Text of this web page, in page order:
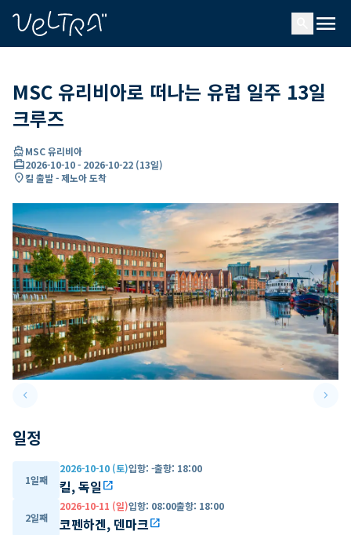
menu
MSC 유리비아로 떠나는 유럽 일주 13일
크루즈
directions_boatMSC 유리비아
card_travel2026-10-10- 2026-10-22 (13일)
location_on킬 출발 - 제노아 도착
keyboard_arrow_leftPrevious slide keyboard_arrow_right
일정
1일째
2026-10-10 (토)입항: -출항: 18:00
킬, 독일 open_in_new
2일째
2026-10-11 (일)입항: 08:00출항: 18:00
코펜하겐, 덴마크open_in_new